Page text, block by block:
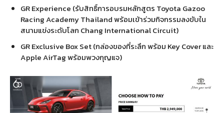
GR Experience (รับสิทธิ์การอบรมหลักสูตร Toyota Gazoo
Racing Academy Thailand พร้อมเข้าร่วมกิจกรรมลงขับใน
สนามแข่งระดับโลก Chang International Circuit)
GR Exclusive Box Set (กล่องของที่ระลึก พร้อม Key Cover และ
Apple AirTag พร้อมพวงกุญแจ)